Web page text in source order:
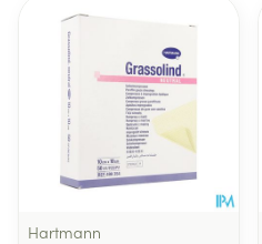
Hartmann